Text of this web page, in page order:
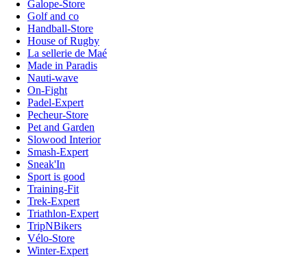
Galope-Store
Golf and co
Handball-Store
House of Rugby
La sellerie de Maé
Made in Paradis
Nauti-wave
On-Fight
Padel-Expert
Pecheur-Store
Pet and Garden
Slowood Interior
Smash-Expert
Sneak'In
Sport is good
Training-Fit
Trek-Expert
Triathlon-Expert
TripNBikers
Vélo-Store
Winter-Expert